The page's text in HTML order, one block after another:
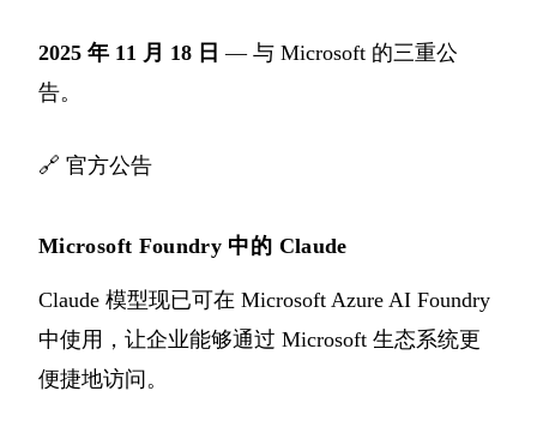
2025 年 11 月 18 日 — 与 Microsoft 的三重公
告。
🔗 官方公告
Microsoft Foundry 中的 Claude
Claude 模型现已可在 Microsoft Azure AI Foundry
中使用，让企业能够通过 Microsoft 生态系统更
便捷地访问。